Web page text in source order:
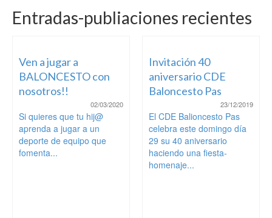
Entradas-publiaciones recientes
Ven a jugar a
BALONCESTO con
nosotros!!
02/03/2020
Si quieres que tu hij@
aprenda a jugar a un
deporte de equipo que
fomenta...
Invitación 40
aniversario CDE
Baloncesto Pas
23/12/2019
El CDE Balioncesto Pas
celebra este domingo día
29 su 40 aniversario
haciendo una fiesta-
homenaje...